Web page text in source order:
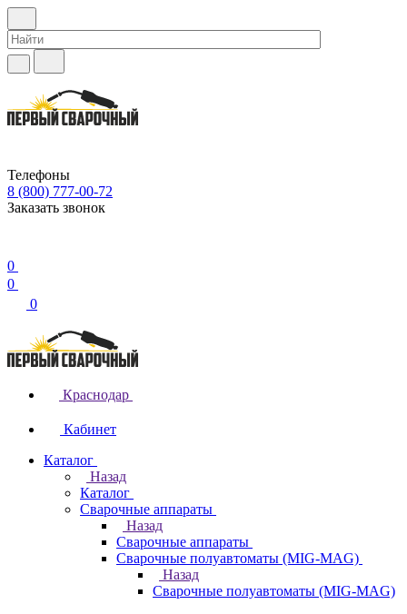
Телефоны
8 (800) 777-00-72
Заказать звонок
0
0
0
Краснодар
Кабинет
Каталог
Назад
Каталог
Сварочные аппараты
Назад
Сварочные аппараты
Сварочные полуавтоматы (MIG-MAG)
Назад
Сварочные полуавтоматы (MIG-MAG)